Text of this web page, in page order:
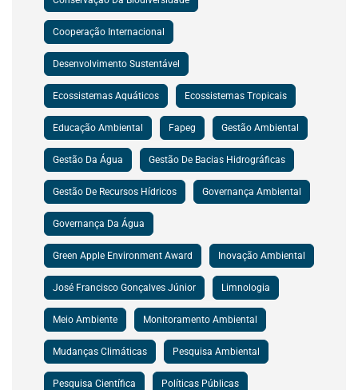
Cooperação Internacional
Desenvolvimento Sustentável
Ecossistemas Aquáticos Ecossistemas Tropicais
Educação Ambiental Fapeg Gestão Ambiental
Gestão Da Água Gestão De Bacias Hidrográficas
Gestão De Recursos Hídricos Governança Ambiental
Governança Da Água
Green Apple Environment Award Inovação Ambiental
José Francisco Gonçalves Júnior Limnologia
Meio Ambiente Monitoramento Ambiental
Mudanças Climáticas Pesquisa Ambiental
Pesquisa Científica Políticas Públicas